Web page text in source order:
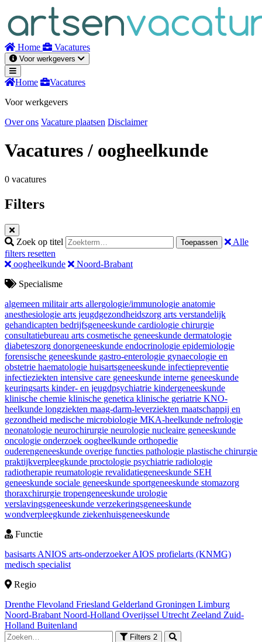
inhoud
Home Vacatures
Voor werkgevers
Home
Vacatures
Voor werkgevers
Over ons Vacature plaatsen Disclaimer
Vacatures/ oogheelkunde
0 vacatures
Filters
Zoek op titel Toepassen
Alle
filters resetten
oogheelkunde
Noord-Brabant
Specialisme
algemeen militair arts allergologie/immunologie anatomie
anesthesiologie arts jeugdgezondheidszorg arts verstandelijk
gehandicapten bedrijfsgeneeskunde cardiologie chirurgie
consultatiebureau arts cosmetische geneeskunde dermatologie
diabeteszorg donorgeneeskunde endocrinologie epidemiologie
forensische geneeskunde gastro-enterologie gynaecologie en
obstetrie haematologie huisartsgeneeskunde infectiepreventie
infectieziekten intensive care geneeskunde interne geneeskunde
keuringsarts kinder- en jeugdpsychiatrie kindergeneeskunde
klinische chemie klinische genetica klinische geriatrie KNO-
heelkunde longziekten maag-darm-leverziekten maatschappij en
gezondheid medische microbiologie MKA-heelkunde nefrologie
neonatologie neurochirurgie neurologie nucleaire geneeskunde
oncologie onderzoek oogheelkunde orthopedie
ouderengeneeskunde overige functies pathologie plastische chirurgie
praktijkverpleegkunde proctologie psychiatrie radiologie
radiotherapie reumatologie revalidatiegeneeskunde SEH
geneeskunde sociale geneeskunde sportgeneeskunde stomazorg
thoraxchirurgie tropengeneeskunde urologie
verslavingsgeneeskunde verzekeringsgeneeskunde
wondverpleegkunde ziekenhuisgeneeskunde
Functie
basisarts ANIOS arts-onderzoekerAIOS profielarts (KNMG)
medisch specialist
Regio
Drenthe Flevoland Friesland Gelderland Groningen Limburg
Noord-Brabant Noord-Holland Overijssel Utrecht Zeeland Zuid-
Holland Buitenland
Filters 2